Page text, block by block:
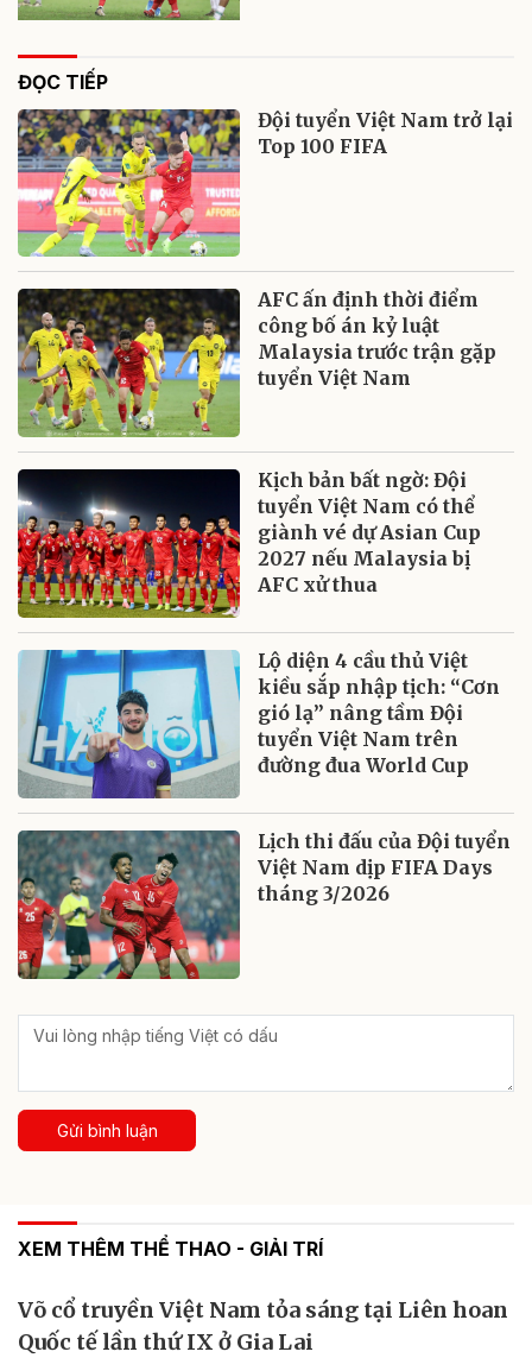
ĐỌC TIẾP
Đội tuyển Việt Nam trở lại
Top 100 FIFA
AFC ấn định thời điểm
công bố án kỷ luật
Malaysia trước trận gặp
tuyển Việt Nam
Kịch bản bất ngờ: Đội
tuyển Việt Nam có thể
giành vé dự Asian Cup
2027 nếu Malaysia bị
AFC xử thua
Lộ diện 4 cầu thủ Việt
kiều sắp nhập tịch: “Cơn
gió lạ” nâng tầm Đội
tuyển Việt Nam trên
đường đua World Cup
Lịch thi đấu của Đội tuyển
Việt Nam dịp FIFA Days
tháng 3/2026
Gửi bình luận
XEM THÊM THỂ THAO - GIẢI TRÍ
Võ cổ truyền Việt Nam tỏa sáng tại Liên hoan
Quốc tế lần thứ IX ở Gia Lai